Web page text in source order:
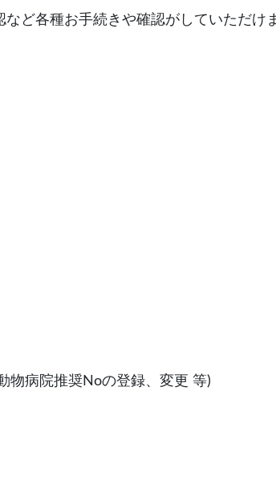
ど各種お手続きや確認がしていただけ
物病院推奨Noの登録、変更 等)